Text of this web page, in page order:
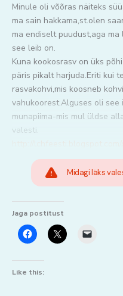
Minule oli võõras näiteks
ma sain hakkama,st.olen
ma endiselt puudust,aga
see leib on.
Kuna kookosrasv on üks
päris pikalt harjuda.Eriti kui
rasvakohvi,mis koosneb
vahukoorest.Alguses oli see
munapiima-mis mul üldse
valesti.
Midagi läks
Jaga postitust
Like this: